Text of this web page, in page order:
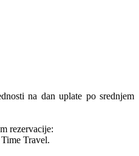
na dan uplate po srednjem
rezervacije:
Travel.